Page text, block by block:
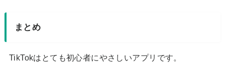
まとめ
TikTokはとても初心者にやさしいアプリです。